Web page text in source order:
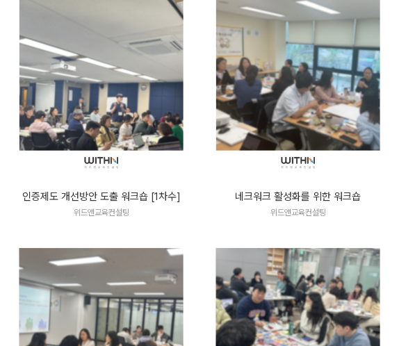
인증제도 개선방안 도출 워크숍 [1차수]
위드앤교육컨설팅
네크워크 활성화를 위한 워크숍
위드앤교육컨설팅